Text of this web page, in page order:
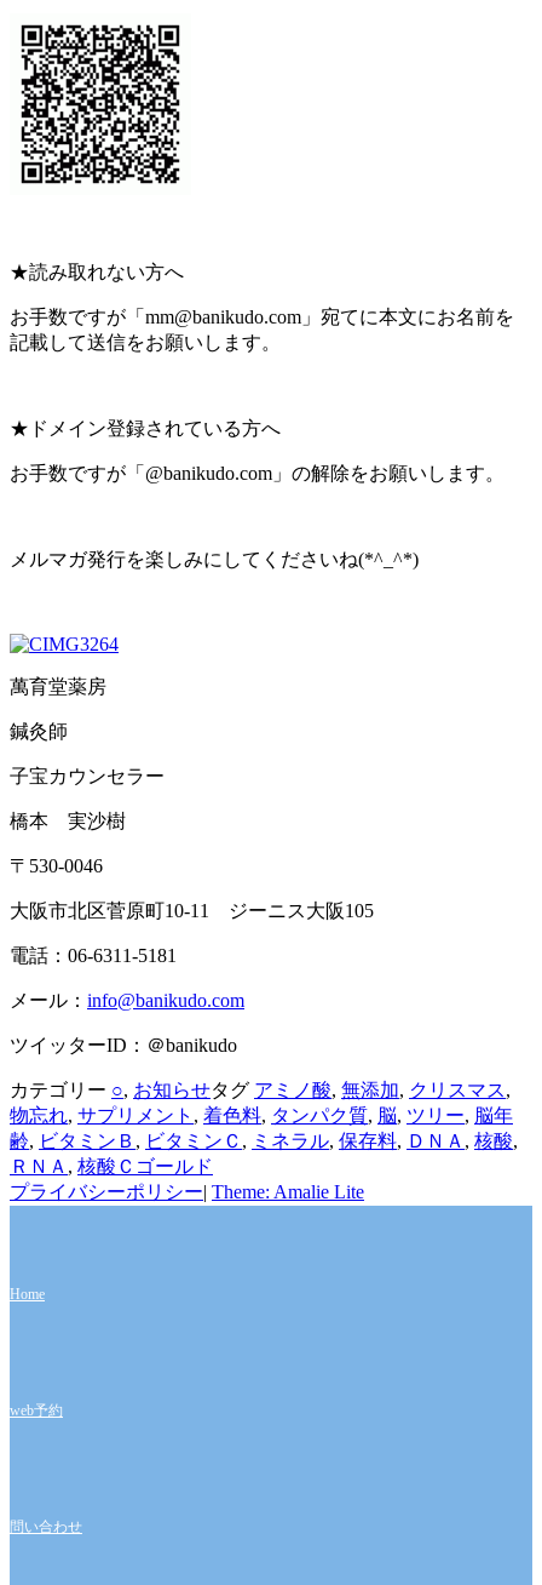
★読み取れない方へ
お手数ですが「mm@banikudo.com」宛てに本文にお名前を
記載して送信をお願いします。
★ドメイン登録されている方へ
お手数ですが「@banikudo.com」の解除をお願いします。
メルマガ発行を楽しみにしてくださいね(*^_^*)
萬育堂薬房
鍼灸師
子宝カウンセラー
橋本 実沙樹
〒530-0046
大阪市北区菅原町10-11 ジーニス大阪105
電話：06-6311-5181
メール： info@banikudo.com
ツイッターID：＠banikudo
カテゴリー ○, お知らせタグ アミノ酸, 無添加, クリスマス,
物忘れ, サプリメント , 着色料, タンパク質, 脳, ツリー, 脳年
齢, ビタミンＢ , ビタミンＣ , ミネラル, 保存料, ＤＮＡ , 核酸,
ＲＮＡ , 核酸Ｃゴールド
プライバシーポリシー| Theme: Amalie Lite
Home
web予約
問い合わせ